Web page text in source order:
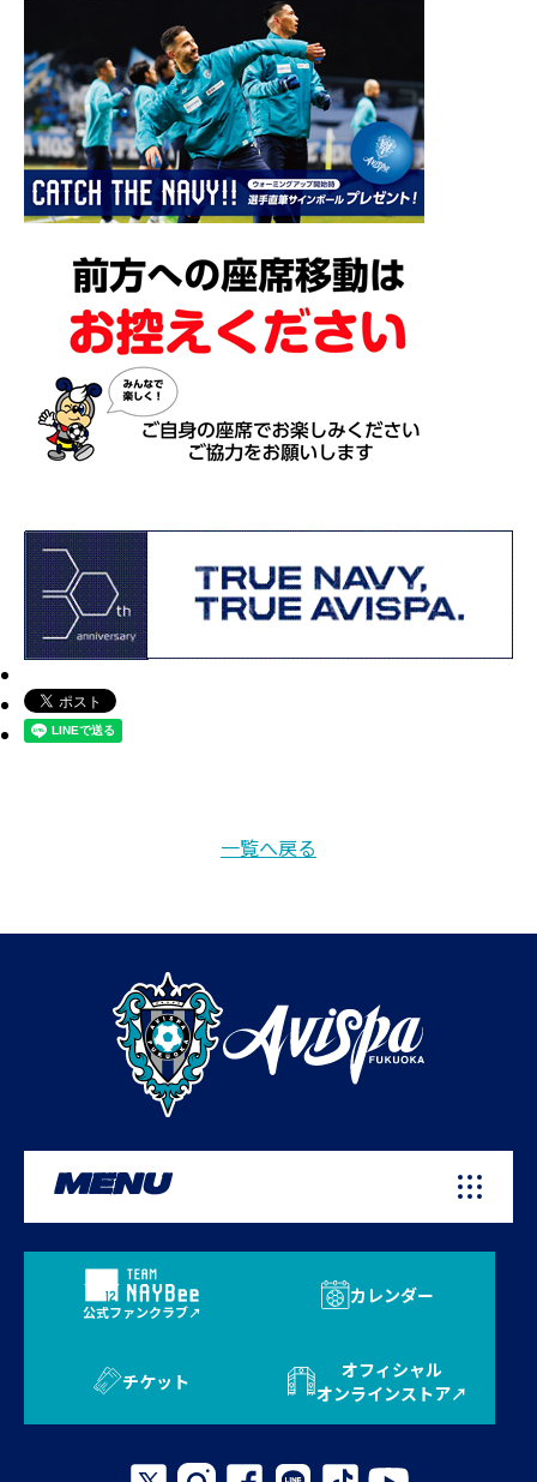
一覧へ戻る
MENU
公式ファンクラブ
カレンダー
チケット
オフィシャル
オンラインストア